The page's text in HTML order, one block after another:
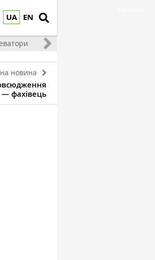
UA EN
Тваринництво
новина
— фахівець